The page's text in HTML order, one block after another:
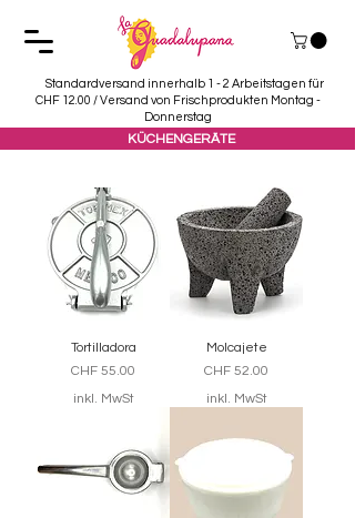
Standardversand innerhalb 1 - 2 Arbeitstagen für
CHF 12.00 / Versand von Frischprodukten Montag -
Donnerstag
KÜCHENGERÄTE
Tortilladora
Preis
CHF 55.00
inkl. MwSt
Molcajete
Preis
CHF 52.00
inkl. MwSt